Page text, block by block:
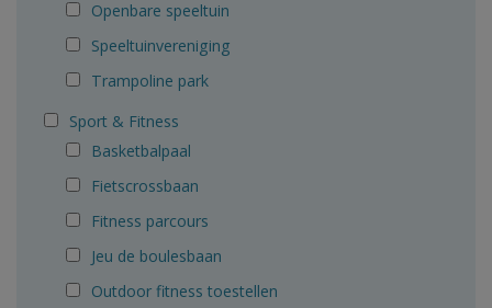
Openbare speeltuin
Speeltuinvereniging
Trampoline park
Sport & Fitness
Basketbalpaal
Fietscrossbaan
Fitness parcours
Jeu de boulesbaan
Outdoor fitness toestellen